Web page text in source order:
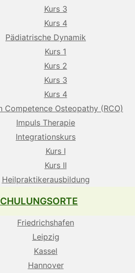
Kurs 3
Kurs 4
Pädiatrische Dynamik
Kurs 1
Kurs 2
Kurs 3
Kurs 4
Competence Osteopathy (RCO)
Impuls Therapie
Integrationskurs
Kurs I
Kurs II
Heilpraktikerausbildung
Friedrichshafen
Leipzig
Kassel
Hannover